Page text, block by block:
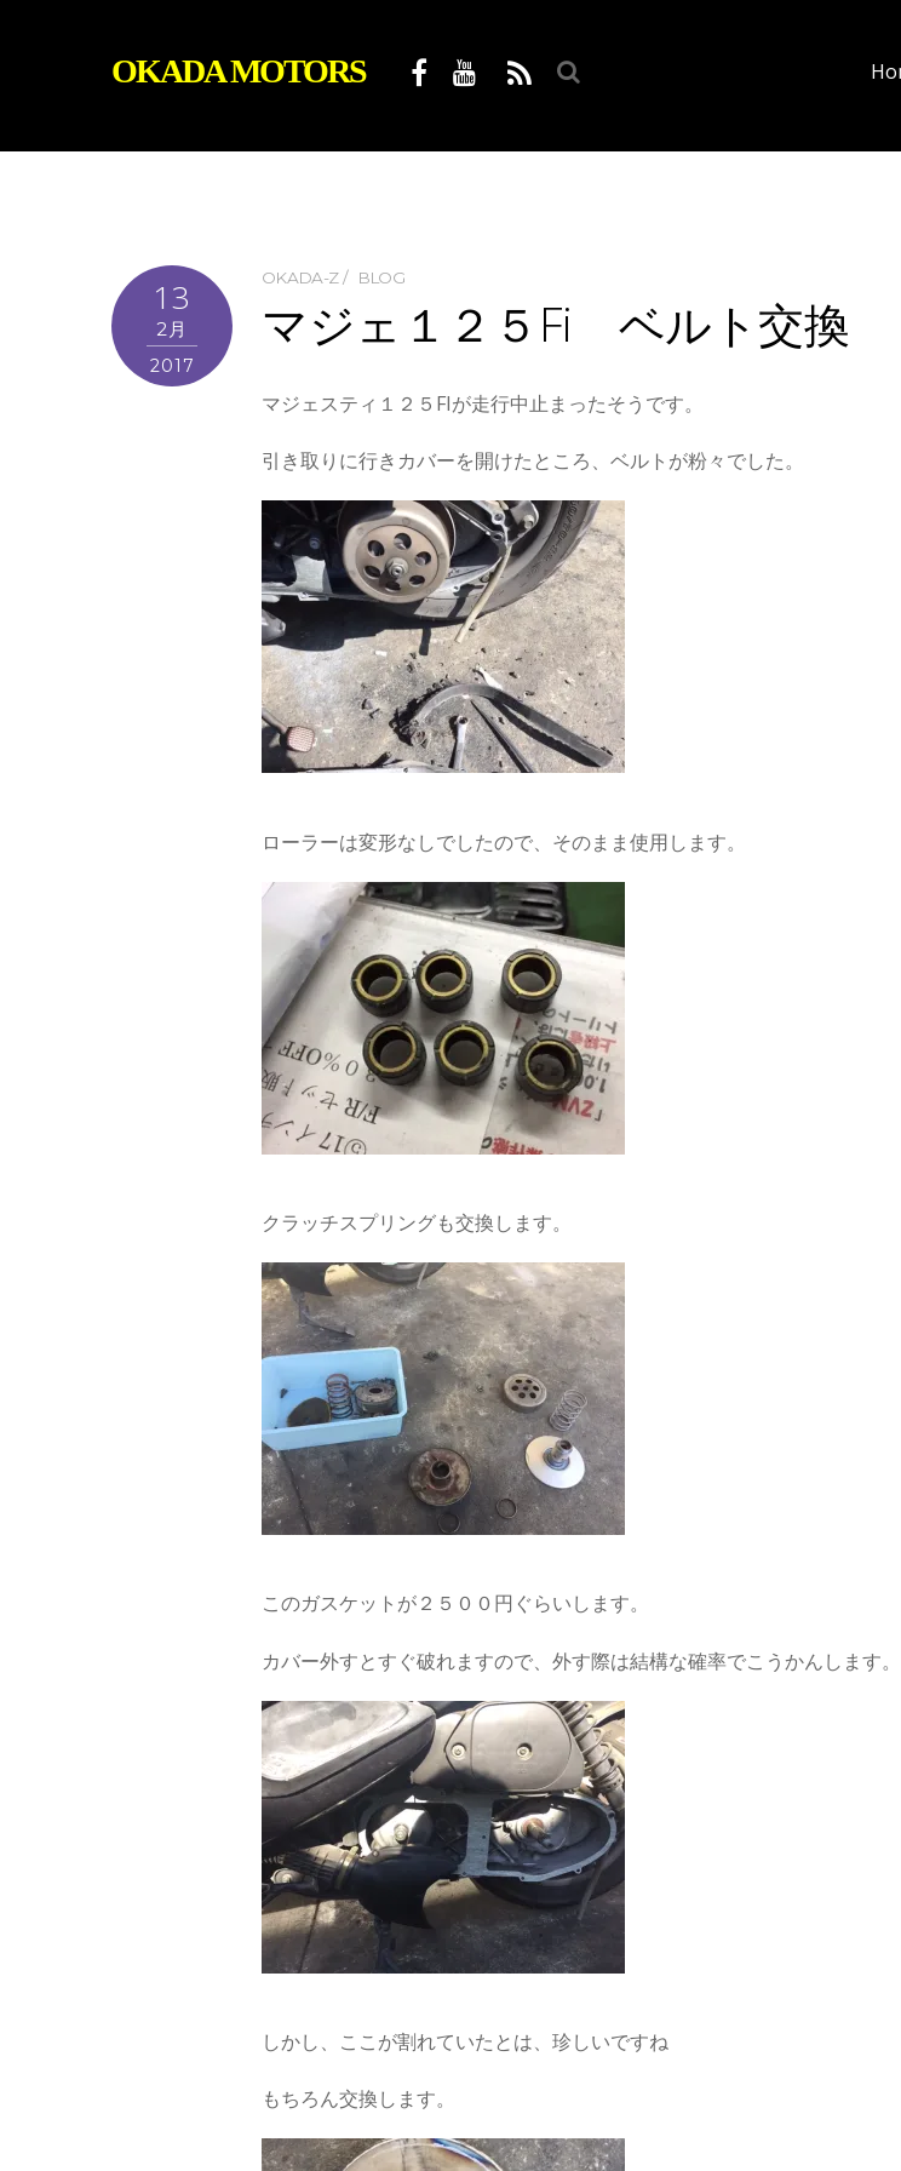
OKADA MOTORS
13
2月
2017
OKADA-Z BLOG
マジェ１２５Fi ベルト交換
マジェスティ１２５FIが走行中止まったそうです。
引き取りに行きカバーを開けたところ、ベルトが粉々でした。
ローラーは変形なしでしたので、そのまま使用します。
クラッチスプリングも交換します。
このガスケットが２５００円ぐらいします。
カバー外すとすぐ破れますので、外す際は結構な確率でこうかんします。
しかし、ここが割れていたとは、珍しいですね
もちろん交換します。